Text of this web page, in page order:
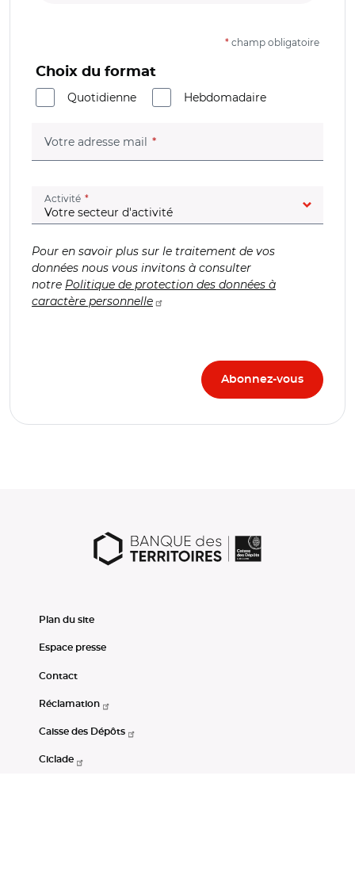
* champ obligatoire
Choix du format
Quotidienne
Hebdomadaire
Votre adresse mail (champ obligatoire)
Activité (champ obligatoire)
Pour en savoir plus sur le traitement de vos
données nous vous invitons à consulter
notre Politique de protection des données à
caractère personnelle
Plan du site
Espace presse
Contact
Réclamation
Caisse des Dépôts
Ciclade